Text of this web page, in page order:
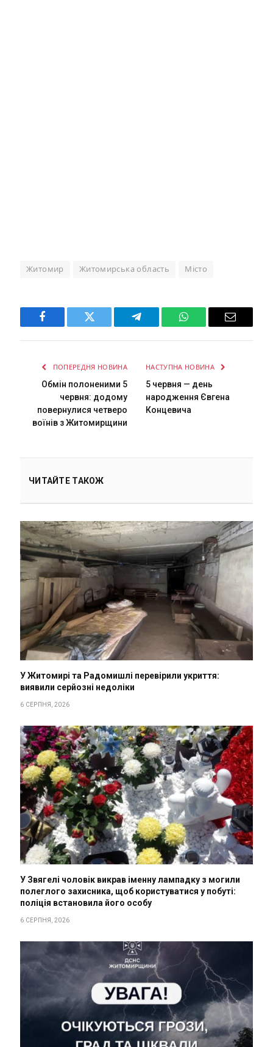
Житомир Житомирська область Місто
Facebook Twitter Telegram WhatsAppEmail
ПОПЕРЕДНЯ НОВИНА
Обмін полоненими 5
червня: додому
повернулися четверо
воїнів з Житомирщини
НАСТУПНА НОВИНА
5 червня — день
народження Євгена
Концевича
ЧИТАЙТЕ ТАКОЖ
У Житомирі та Радомишлі перевірили укриття:
виявили серйозні недоліки
6 СЕРПНЯ, 2026
У Звягелі чоловік викрав іменну лампадку з могили
полеглого захисника, щоб користуватися у побуті:
поліція встановила його особу
6 СЕРПНЯ, 2026